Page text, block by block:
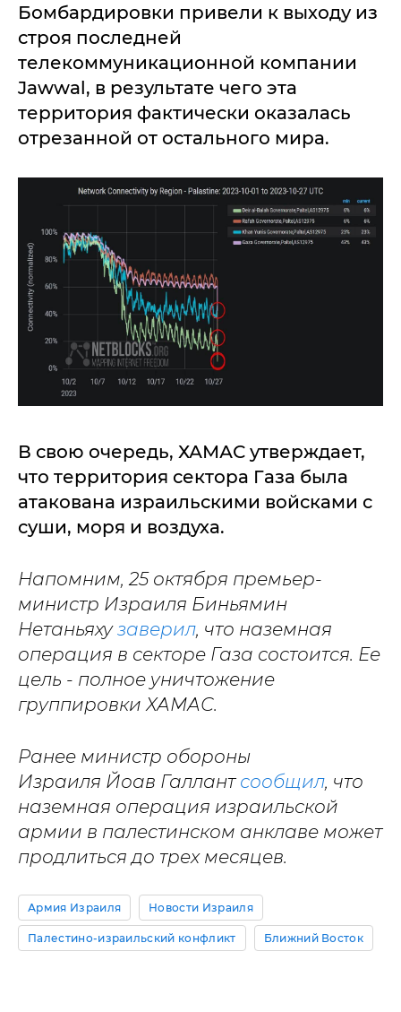
Бомбардировки привели к выходу из
строя последней
телекоммуникационной компании
Jawwal, в результате чего эта
территория фактически оказалась
отрезанной от остального мира.
В свою очередь, ХАМАС утверждает,
что территория сектора Газа была
атакована израильскими войсками с
суши, моря и воздуха.
Напомним, 25 октября премьер-
министр Израиля Биньямин
Нетаньяхузаверил, что наземная
операция в секторе Газа состоится. Ее
цель - полное уничтожение
группировки ХАМАС.
Ранее министр обороны
Израиля Йоав Галлант сообщил, что
наземная операция израильской
армии в палестинском анклаве может
продлиться до трех месяцев.
Армия Израиля Новости Израиля
Палестино-израильский конфликт Ближний Восток